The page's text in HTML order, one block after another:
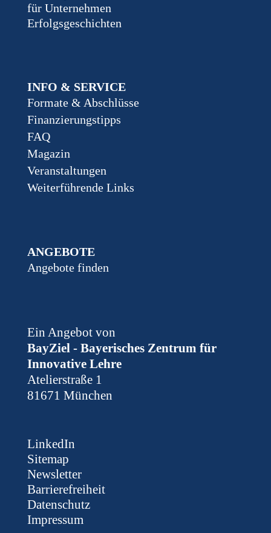
für Unternehmen
Erfolgsgeschichten
INFO & SERVICE
Formate & Abschlüsse
Finanzierungstipps
FAQ
Magazin
Veranstaltungen
Weiterführende Links
ANGEBOTE
Angebote finden
Ein Angebot von
BayZiel - Bayerisches Zentrum für
Innovative Lehre
Atelierstraße 1
81671 München
LinkedIn
Sitemap
Newsletter
Barrierefreiheit
Datenschutz
Impressum